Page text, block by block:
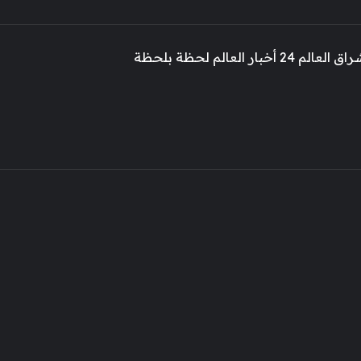
العالم لحظة بلحظة